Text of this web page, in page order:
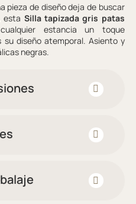
pieza de diseño deja de buscar
esta Silla tapizada gris patas
estancia un toque
diseño atemporal. Asiento y
negras.